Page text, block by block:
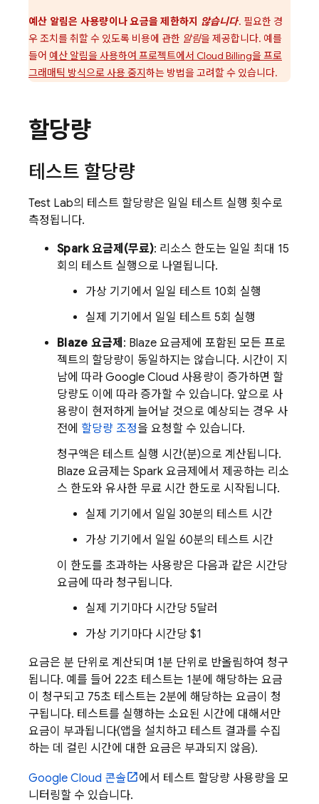
예산 알림은 사용량이나 요금을 제한하지 않습니다. 필요한 경
우 조치를 취할 수 있도록 비용에 관한 알림을 제공합니다. 예를
들어 예산 알림을 사용하여 프로젝트에서 Cloud Billing을 프로
그래매틱 방식으로 사용 중지하는 방법을 고려할 수 있습니다.
할당량
테스트 할당량
Test Lab의 테스트 할당량은 일일 테스트 실행 횟수로
측정됩니다.
Spark 요금제(무료): 리소스 한도는 일일 최대 15
회의 테스트 실행으로 나열됩니다.
가상 기기에서 일일 테스트 10회 실행
실제 기기에서 일일 테스트 5회 실행
Blaze 요금제 : Blaze 요금제에 포함된 모든 프로
젝트의 할당량이 동일하지는 않습니다. 시간이 지
남에 따라 Google Cloud 사용량이 증가하면 할
당량도 이에 따라 증가할 수 있습니다. 앞으로 사
용량이 현저하게 늘어날 것으로 예상되는 경우 사
전에 할당량 조정을 요청할 수 있습니다.
청구액은 테스트 실행 시간(분)으로 계산됩니다.
Blaze 요금제는 Spark 요금제에서 제공하는 리소
스 한도와 유사한 무료 시간 한도로 시작됩니다.
실제 기기에서 일일 30분의 테스트 시간
가상 기기에서 일일 60분의 테스트 시간
이 한도를 초과하는 사용량은 다음과 같은 시간당
요금에 따라 청구됩니다.
실제 기기마다 시간당 5달러
가상 기기마다 시간당 $1
요금은 분 단위로 계산되며 1분 단위로 반올림하여 청구
됩니다. 예를 들어 22초 테스트는 1분에 해당하는 요금
이 청구되고 75초 테스트는 2분에 해당하는 요금이 청
구됩니다. 테스트를 실행하는 소요된 시간에 대해서만
요금이 부과됩니다(앱을 설치하고 테스트 결과를 수집
하는 데 걸린 시간에 대한 요금은 부과되지 않음).
Google Cloud 콘솔
에서 테스트 할당량 사용량을 모
니터링할 수 있습니다.